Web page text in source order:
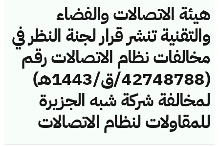
هيئة الاتصالات والفضاء
والتقنية تنشر قرار لجنة النظر في
مخالفات نظام الاتصالات رقم
(42748788/ق/1443هـ)
لمخالفة شركة شبه الجزيرة
للمقاولات لنظام الاتصالات